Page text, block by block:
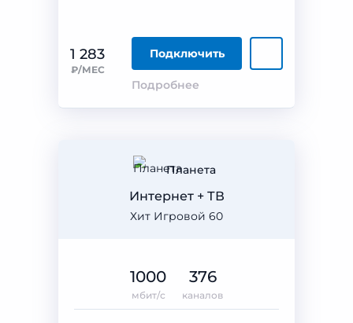
1 283
₽/МЕС
Подключить
Подробнее
Планета
Хит Игровой 60
Интернет + ТВ
1000
мбит/с
376
каналов